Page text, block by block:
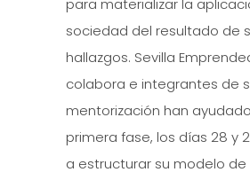
para materializar la
sociedad del resultado de
hallazgos. Sevilla
colabora e integrantes de
mentorización han
primera fase, los días 28 y
a estructurar su modelo